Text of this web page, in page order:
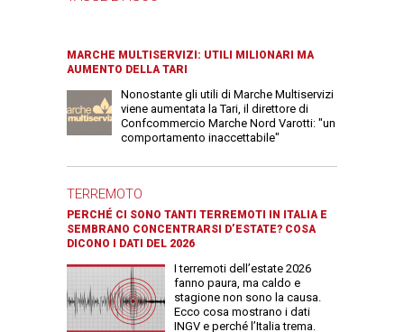
MARCHE MULTISERVIZI: UTILI MILIONARI MA
AUMENTO DELLA TARI
Nonostante gli utili di Marche Multiservizi
viene aumentata la Tari, il direttore di
Confcommercio Marche Nord Varotti: "un
comportamento inaccettabile"
TERREMOTO
PERCHÉ CI SONO TANTI TERREMOTI IN ITALIA E
SEMBRANO CONCENTRARSI D’ESTATE? COSA
DICONO I DATI DEL 2026
I terremoti dell’estate 2026
fanno paura, ma caldo e
stagione non sono la causa.
Ecco cosa mostrano i dati
INGV e perché l’Italia trema.